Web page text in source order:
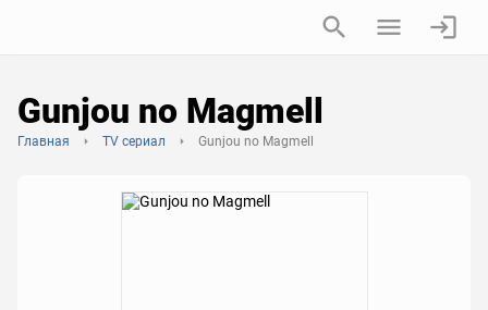
Gunjou no Magmell
Главная TV сериал Gunjou no Magmell